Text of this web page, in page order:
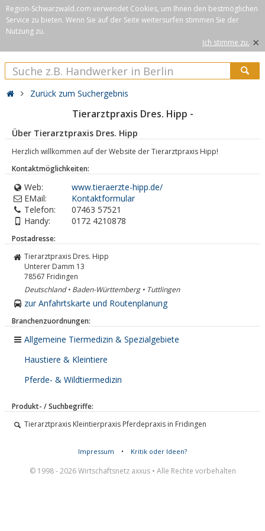
Region-Schwarzwald.com verwendet Cookies, um Ihnen den bestmöglichen
Service zu bieten. Wenn Sie auf der Seite weitersurfen stimmen Sie der
Nutzung zu.
Ich stimme zu. ×
Zurück zum Suchergebnis
Tierarztpraxis Dres. Hipp -
Über Tierarztpraxis Dres. Hipp
Herzlich willkommen auf der Website der Tierarztpraxis Hipp!
Kontaktmöglichkeiten:
Web:
www.tieraerzte-hipp.de/
EMail:
Kontaktformular
Telefon:
07463 57521
Handy:
0172 4210878
Postadresse:
Tierarztpraxis Dres. Hipp
Unterer Damm 13
78567 Fridingen
Deutschland • Baden-Württemberg • Tuttlingen
zur Anfahrtskarte und Routenplanung
Branchenzuordnungen:
Allgemeine Tiermedizin & Spezialgebiete
Haustiere & Kleintiere
Pferde- & Wildtiermedizin
Produkt- / Suchbegriffe:
Tierarztpraxis Kleintierpraxis Pferdepraxis in Fridingen
Impressum • Kritik oder Ideen?
© 1998 - 2026 Wirtschaftsnetz axxus • Alle Rechte vorbehalten